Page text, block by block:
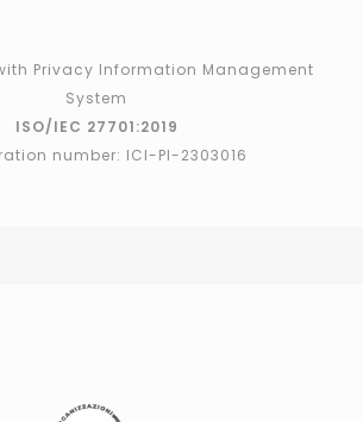
Privacy Information Management
System
ISO/IEC 27701:2019
number: ICI-PI-2303016